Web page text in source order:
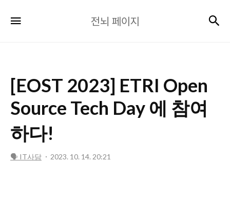
뇌
전뇌 페이지
[EOST 2023] ETRI Open
Source Tech Day 에 참여
하다!
🗣️ IT사담 2023. 10. 14. 20:21